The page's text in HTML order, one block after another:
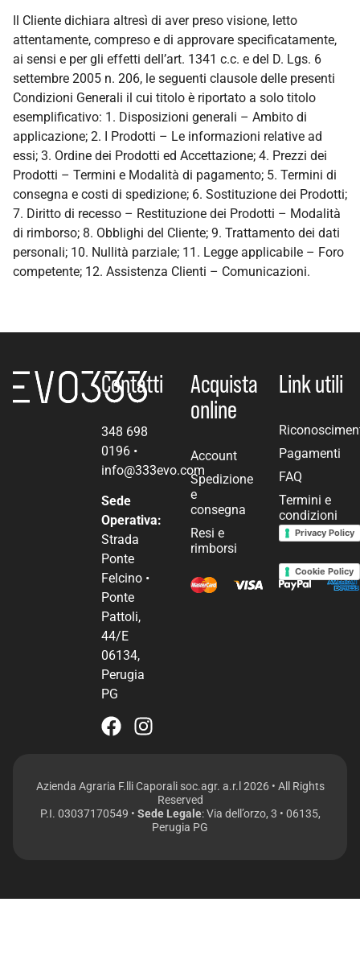
Il Cliente dichiara altresì di aver preso visione, letto
attentamente, compreso e di approvare specificatamente,
ai sensi e per gli effetti dell’art. 1341 c.c. e del D. Lgs. 6
settembre 2005 n. 206, le seguenti clausole delle presenti
Condizioni Generali il cui titolo è riportato a solo titolo
esemplificativo: 1. Disposizioni generali – Ambito di
applicazione; 2. I Prodotti – Le informazioni relative ad
essi; 3. Ordine dei Prodotti ed Accettazione; 4. Prezzi dei
Prodotti – Termini e Modalità di pagamento; 5. Termini di
consegna e costi di spedizione; 6. Sostituzione dei Prodotti;
7. Diritto di recesso – Restituzione dei Prodotti – Modalità
di rimborso; 8. Obblighi del Cliente; 9. Trattamento dei dati
personali; 10. Nullità parziale; 11. Legge applicabile – Foro
competente; 12. Assistenza Clienti – Comunicazioni.
Contatti
348 698
0196 •
info@333evo.com
Sede
Operativa:
Strada
Ponte
Felcino •
Ponte
Pattoli,
44/E
06134,
Perugia
PG
Acquista
online
Account
Spedizione
e
consegna
Resi e
rimborsi
Link utili
Pagamenti
FAQ
Termini e
condizioni
Privacy Policy
Cookie Policy
Azienda Agraria F.lli Caporali soc.agr. a.r.l 2026 • All Rights
Reserved
P.I. 03037170549 • Sede Legale: Via dell’orzo, 3 • 06135,
Perugia PG